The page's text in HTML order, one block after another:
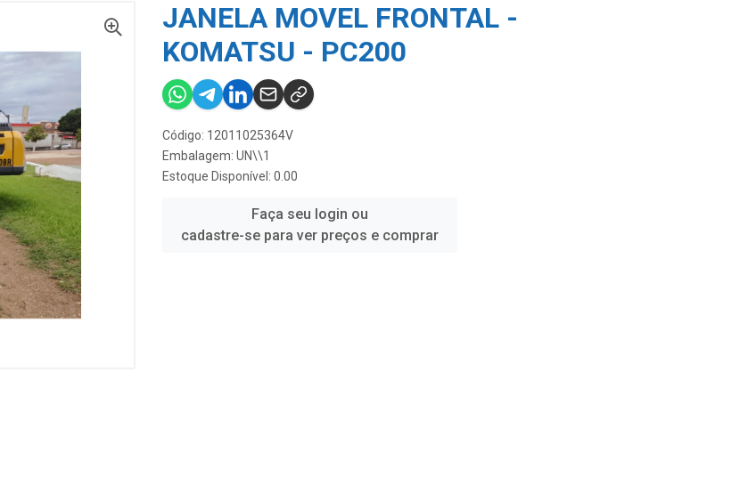
JANELA MOVEL FRONTAL -
KOMATSU - PC200
Código: 12011025364V
Embalagem: UN\\1
Estoque Disponível: 0.00
Faça seu login ou
cadastre-se para ver preços e comprar